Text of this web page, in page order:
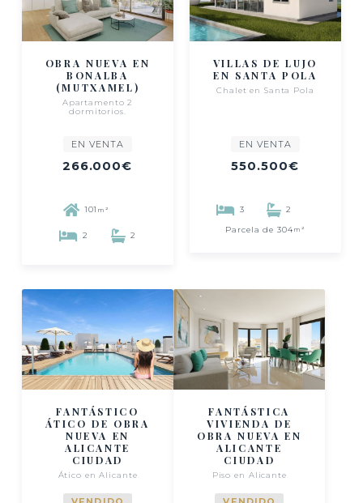
OBRA NUEVA EN
BONALBA
(MUTXAMEL)
Apartamento 2
dormitorios.
EN VENTA
266.000€
101 m²
2 2
VILLAS DE LUJO
EN SANTA POLA
Chalet en Santa Pola
EN VENTA
550.500€
3 2
Parcela de 304 m²
FANTÁSTICO
ÁTICO DE OBRA
NUEVA EN
ALICANTE
CIUDAD
Ático en Alicante
FANTÁSTICA
VIVIENDA DE
OBRA NUEVA EN
ALICANTE
CIUDAD
Piso en Alicante